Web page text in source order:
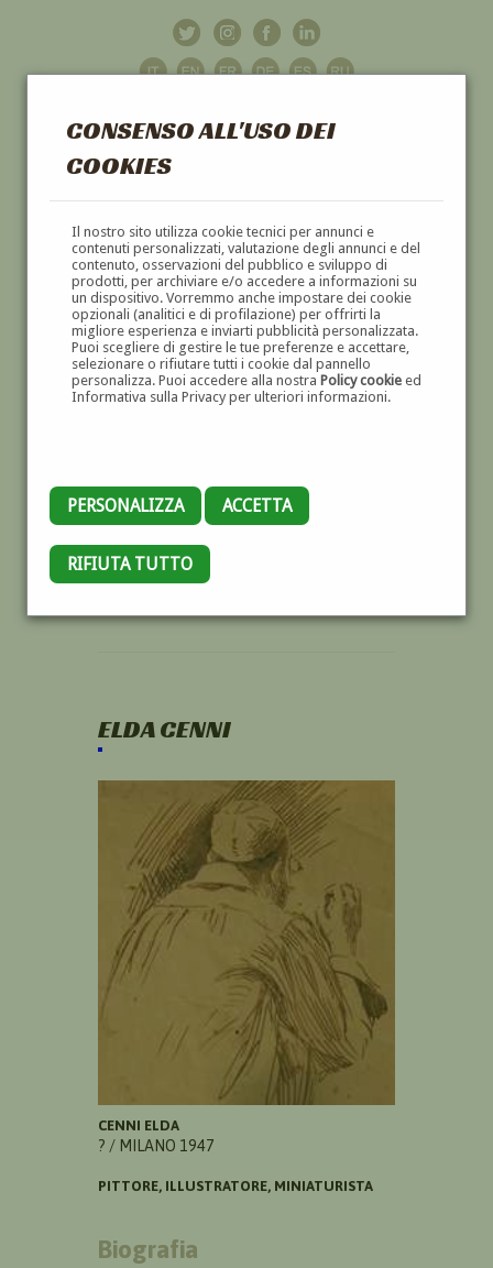
CONSENSO ALL'USO DEI
COOKIES
Il nostro sito utilizza cookie tecnici per annunci e
contenuti personalizzati, valutazione degli annunci e del
contenuto, osservazioni del pubblico e sviluppo di
prodotti, per archiviare e/o accedere a informazioni su
un dispositivo. Vorremmo anche impostare dei cookie
opzionali (analitici e di profilazione) per offrirti la
migliore esperienza e inviarti pubblicità personalizzata.
Puoi scegliere di gestire le tue preferenze e accettare,
selezionare o rifiutare tutti i cookie dal pannello
personalizza. Puoi accedere alla nostra Policy cookieed
Informativa sulla Privacy per ulteriori informazioni.
PERSONALIZZA ACCETTA
RIFIUTA TUTTO
GALLERIAD'ARTE
DIPINTI E SCULTURE '800 E '900
ELDA CENNI
CENNI ELDA
? / MILANO 1947
PITTORE, ILLUSTRATORE, MINIATURISTA
Biografia